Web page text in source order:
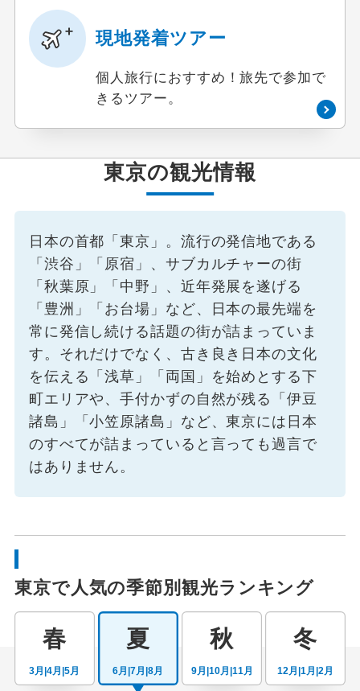
現地発着ツアー
個人旅行におすすめ！旅先で参加で
きるツアー。
東京の観光情報
日本の首都「東京」。流行の発信地である
「渋谷」「原宿」、サブカルチャーの街
「秋葉原」「中野」、近年発展を遂げる
「豊洲」「お台場」など、日本の最先端を
常に発信し続ける話題の街が詰まっていま
す。それだけでなく、古き良き日本の文化
を伝える「浅草」「両国」を始めとする下
町エリアや、手付かずの自然が残る「伊豆
諸島」「小笠原諸島」など、東京には日本
のすべてが詰まっていると言っても過言で
はありません。
東京で人気の季節別観光ランキング
春
3月|4月|5月
夏
6月|7月|8月
秋
9月|10月|11月
冬
12月|1月|2月